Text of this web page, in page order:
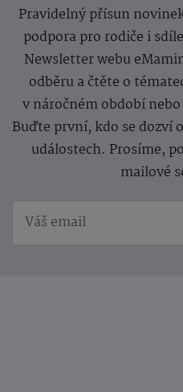
Pravidelný přísun
podpora pro rodiče i
Newsletter webu
odběru a čtěte o
v náročném období
Buďte první, kdo se dozví
událostech. Prosíme,
mailové